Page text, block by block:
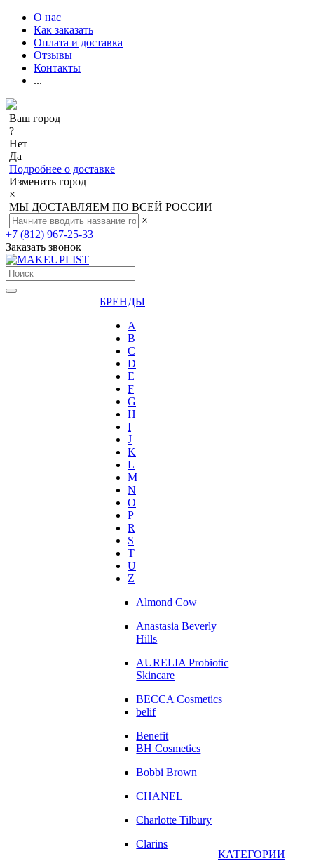
О нас
Как заказать
Оплата и доставка
Отзывы
Контакты
...
Ваш город
?
Нет
Да
Подробнее о доставке
Изменить город
×
МЫ ДОСТАВЛЯЕМ ПО ВСЕЙ РОССИИ
×
+7 (812) 967-25-33
Заказать звонок
БРЕНДЫ
A
B
C
D
E
F
G
H
I
J
K
L
M
N
O
P
R
S
T
U
Z
Almond Cow
Anastasia Beverly
Hills
AURELIA Probiotic
Skincare
BECCA Cosmetics
belif
Benefit
BH Cosmetics
Bobbi Brown
CHANEL
Charlotte Tilbury
Clarins
КАТЕГОРИИ